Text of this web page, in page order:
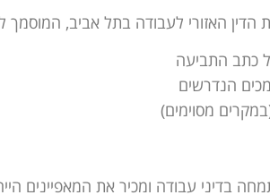
האזורי לעבודה בתל אביב, המוסמך
כתב התביעה
הנדרשים
מסוימים)
בדיני עבודה ומכיר את המאפיינים